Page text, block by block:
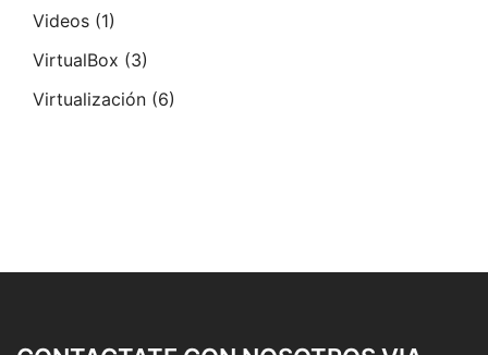
Videos (1)
VirtualBox (3)
Virtualización (6)